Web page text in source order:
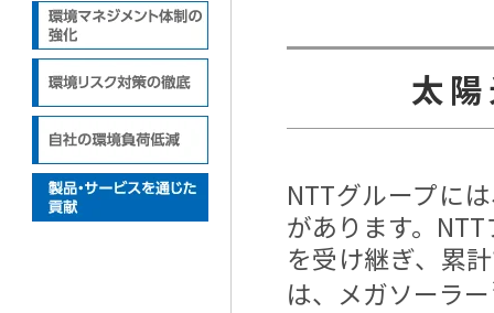
太
NTTグループに
があります。
を受け継ぎ、累
は、メガソーラー